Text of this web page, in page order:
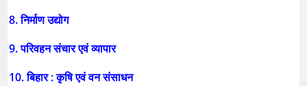
8. निर्माण उद्योग
9. परिवहन संचार एवं व्यापार
10. बिहार : कृषि एवं वन संसाधन